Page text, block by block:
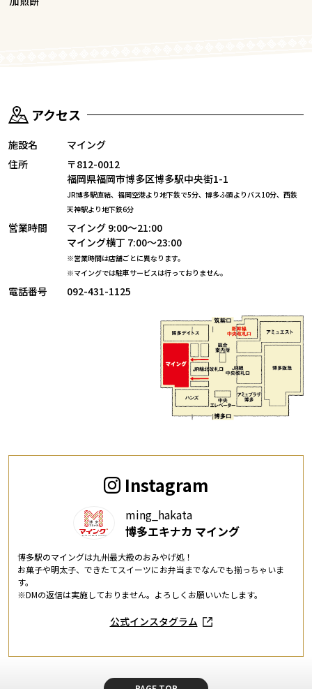
アクセス
施設名
マイング
住所
〒812-0012
福岡県福岡市博多区博多駅中央街1-1
JR博多駅直結、福岡空港より地下鉄で5分、博多ふ頭よりバス10分、 西鉄
天神駅より地下鉄6分
営業時間
マイング 9:00～21:00
マイング横丁 7:00～23:00
※営業時間は店舗ごとに異なります。
※マイングでは駐車サービスは行っておりません。
電話番号 092-431-1125
Instagram
ming_hakata
博多エキナカ マイング
博多駅のマイングは九州最大級のおみやげ処！
お菓子や明太子、できたてスイーツにお弁当までなんでも揃っちゃいま
す。
※DMの返信は実施しておりません。よろしくお願いいたします。
公式インスタグラム